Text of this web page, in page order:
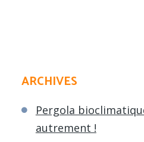
ARCHIVES
Pergola
autrement !